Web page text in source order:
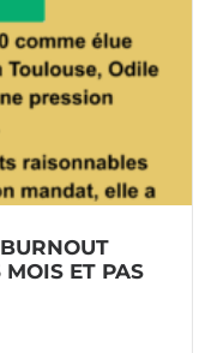
ET PAS